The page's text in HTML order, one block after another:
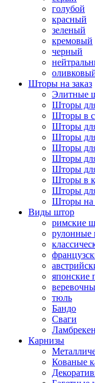
голубой
красный
зеленый
кремовый
черный
Шторы на заказ
Элитные
Шторы
Шторы в
Шторы
Шторы
Шторы для
Шторы
Шторы
Шторы в
Шторы
Шторы на
Виды штор
римские
рулонные
японские
тюль
Бандо
Сваги
Карнизы
Кованые